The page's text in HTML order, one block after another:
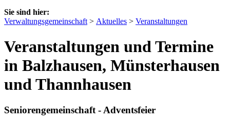
Sie sind hier:
Verwaltungsgemeinschaft > Aktuelles > Veranstaltungen
Veranstaltungen und Termine
in Balzhausen, Münsterhausen
und Thannhausen
Seniorengemeinschaft - Adventsfeier